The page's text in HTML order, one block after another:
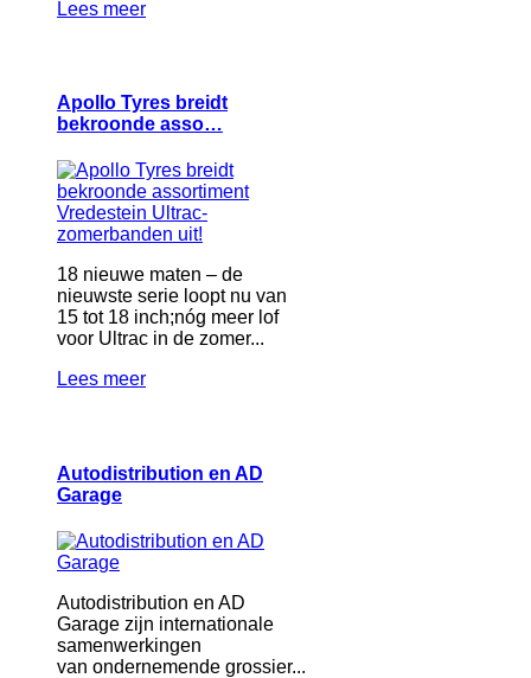
Lees meer
Apollo Tyres breidt
bekroonde asso…
18 nieuwe maten – de
nieuwste serie loopt nu van
15 tot 18 inch;nóg meer lof
voor Ultrac in de zomer...
Lees meer
Autodistribution en AD
Garage
Autodistribution en AD
Garage zijn internationale
samenwerkingen
van ondernemende grossier...